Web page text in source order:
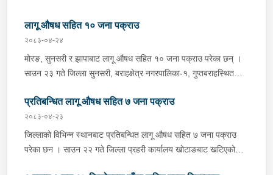
लागू औषध सहित १० जना पक्राउ
२०८३-०४-२४
मोरङ, सुनसरी र झापाबाट लागू औषध सहित १० जना पक्राउ परेका छन् ।
साउन २३ गते जिल्ला सुनसरी, बराहक्षेत्र नगरपालिका-१, गुप्तबराहस्थित
चतरातर्फ आउँदै गरेको प्र.१-०२-००२ च ४८५१ नम्बरको कार र को ११ प
५६०१ नम्बरको मोटरसाइकललाई चेकजाँच गर्दा उक्त कारभित्र २२ वटा
प्लाष्टिकका पोकामा लुकाई राखेको ४१८ किलो गाँजा फेला पारी कार चालक
जिल्ला सुनसरी, धरान उपमहानगरपालिका-१३ का ३४ वर्षीय थमन राई, सोही
प्रतिबन्धित लागू औषध सहित ७ जना पक्राउ
२०८३-०४-२३
जिल्लाको विभिन्न स्थानबाट प्रतिबन्धित लागू औषध सहित ७ जना पक्राउ
परेका छन । साउन २२ गते जिल्ला प्रहरी कार्यालय खोटाङबाट खटिएको